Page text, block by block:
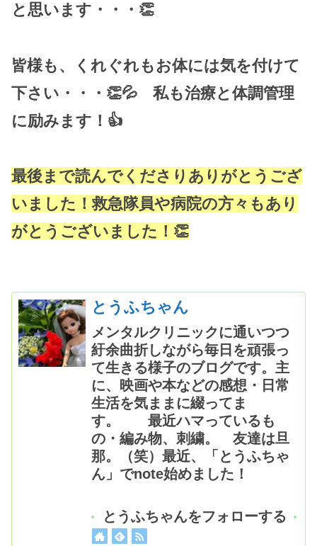
と思います・・・👏
皆様も、くれぐれもお体には気を付けて
下さい・・・👏💦 私も治療と体調管理
に励みます！👍
最後まで読んでくださりありがとうござ
いました！救急隊員や病院の方々もあり
がとうございました！👏
とうふちゃん
メンタルクリニックに通いつつ
紆余曲折しながら毎日を頑張っ
て生きる様子のブログです。主
に、映画や本などの感想・日常
生活を気ままに綴ってま
す。 最近ハマっているも
の・編み物、刺繍。 友達は旦
那。（笑）最近、「とうふちゃ
ん」でnote始めました！
とうふちゃんをフォローする